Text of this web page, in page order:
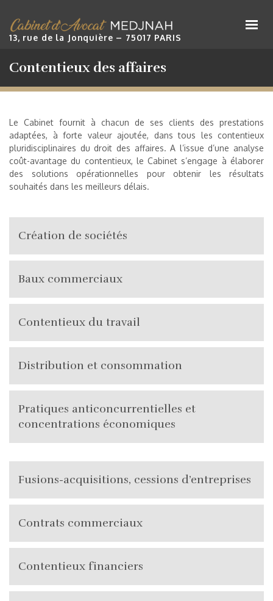
13, rue de la Jonquière – 75017 PARIS
Contentieux des affaires
Le Cabinet fournit à chacun de ses clients des prestations
adaptées, à forte valeur ajoutée, dans tous les contentieux
pluridisciplinaires du droit des affaires. A l’issue d’une analyse
coût-avantage du contentieux, le Cabinet s’engage à élaborer
des solutions opérationnelles pour obtenir les résultats
souhaités dans les meilleurs délais.
Création de sociétés
Baux commerciaux
Contentieux du travail
Distribution et consommation
Pratiques anticoncurrentielles et
concentrations économiques
Fusions-acquisitions, cessions d’entreprises
Contrats commerciaux
Contentieux financiers